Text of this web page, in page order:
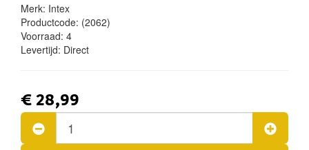
Merk: Intex
Productcode: (2062)
Voorraad: 4
Levertijd: Direct
€ 28,99